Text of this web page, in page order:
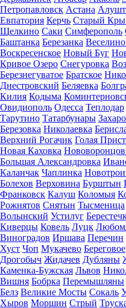
Петропавловск Астана
Евпатория Керчь Старый
Щелкино Саки Симферополь
Баштанка Березанка
Воскресенское Новый Буг
Кривое Озеро Снегуровка
Березнегуватое Братское
Днестровский Беляевка
Килия Кодыма
Овидиополь Одесса Теплодар
Тарутино Татарбунары
Березовка Николаевка
Верхний Рогачик Голая
Новая Каховка
Большая Александровка
Каланчак Чаплинка
Болехов Верховина Бурштын
Франковск Калуш Коломыя
Рожнятов Снятын Тысменица
Волынский Устилуг
Киверцы Ковель Луцк
Виноградов Иршава Перечин
Хуст Чоп Мукачево Береговое
Дрогобыч Жидачев Дубляны
Каменка-Бужская Львов
Вишня Бобрка Перемышляны
Белз Великие Мосты Сокаль
Хыров Моршин Стрый